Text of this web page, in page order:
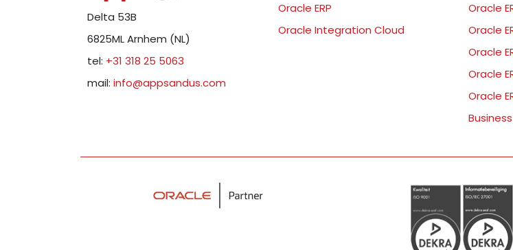
Oracle ERP
Oracle Integration Cloud
Oracle
Oracle
Oracle
Oracle
Oracle
Delta 53B
6825ML Arnhem (NL)
tel: +31 318 25 5063
mail: info@appsandus.com